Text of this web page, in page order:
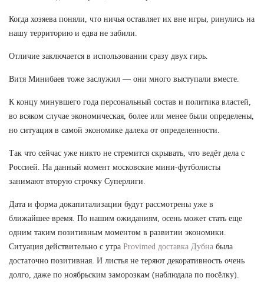
Когда хозяева поняли, что ничья оставляет их вне игры, ринулись на
нашу территорию и едва не забили.
Отличие заключается в использовании сразу двух гирь.
Витя Минибаев тоже заслужил — они много выступали вместе.
К концу минувшего года персональный состав и политика властей,
во всяком случае экономическая, более или менее были определены,
но ситуация в самой экономике далека от определенности.
Так что сейчас уже никто не стремится скрывать, что ведёт дела с
Россией. На данный момент московские мини-футболисты
занимают вторую строчку Суперлиги.
Дата и форма докапитализации будут рассмотрены уже в
ближайшее время. По нашим ожиданиям, осень может стать еще
одним таким позитивным моментом в развитии экономики.
Ситуация действительно с утра Provimed доставка Дубна была
достаточно позитивная. И листья не теряют декоративность очень
долго, даже по ноябрьским заморозкам (наблюдала по посёлку).